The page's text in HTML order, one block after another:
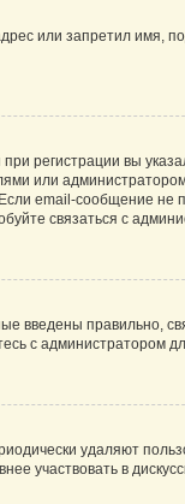
или запретил имя,
регистрации вы
или
email-сообщение не
связаться с
введены правильно,
с администратором
удаляют
участвовать в